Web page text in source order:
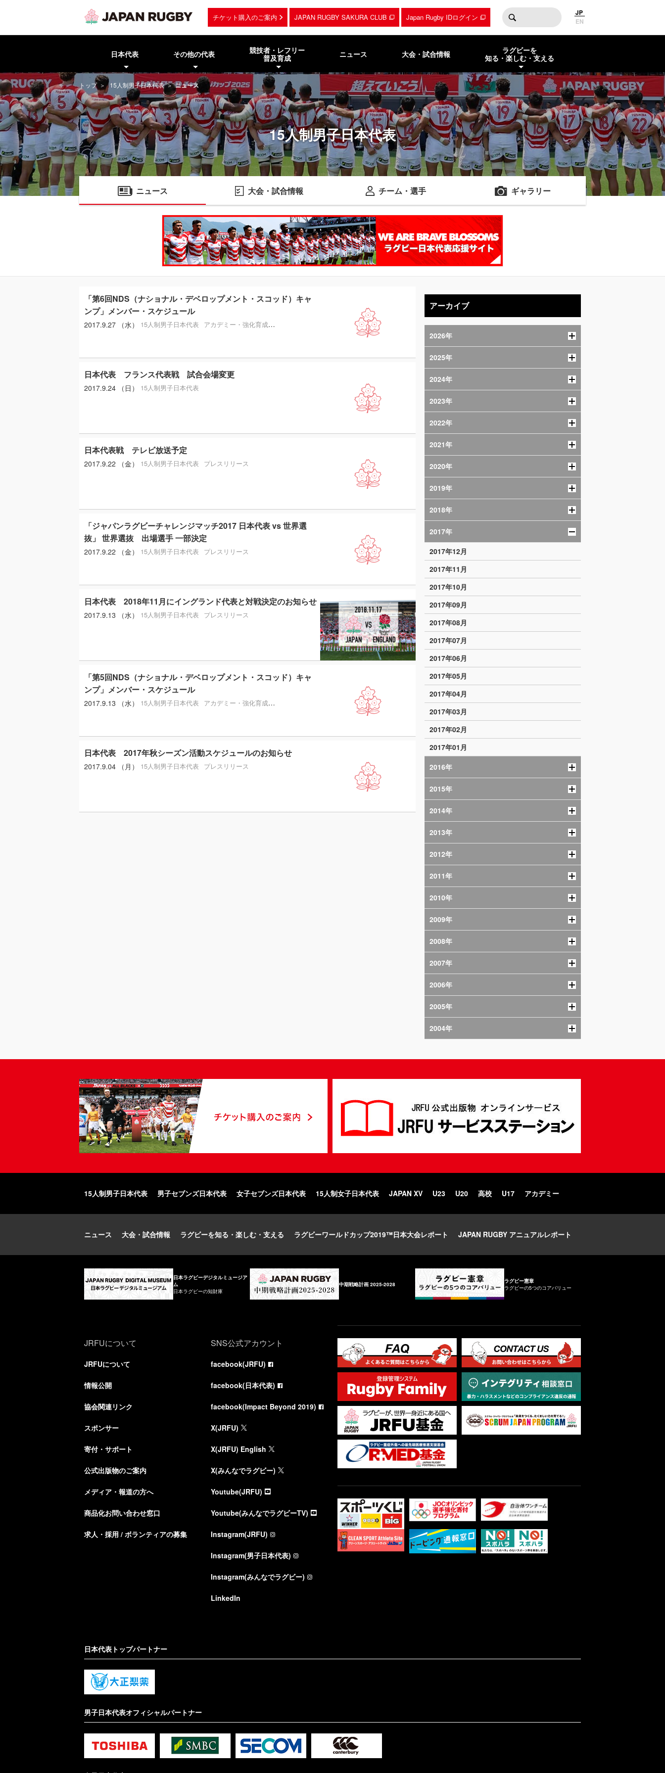
チケット購入のご案内 JAPAN RUGBY SAKURA CLUB Japan Rugby IDログイン
JP
EN
日本代表 その他の代表
競技者・レフリー
普及育成
ニュース 大会・試合情報
ラグビーを
知る・楽しむ・支える
トップ 15人制男子日本代表 ニュース
15人制男子日本代表
ニュース 大会・試合情報 チーム・選手 ギャラリー
「第6回NDS（ナショナル・デベロップメント・スコッド）キャ
ンプ」メンバー・スケジュール
2017.9.27 （水） 15人制男子日本代表 アカデミー・強化育成 プレスリリース
日本代表 フランス代表戦 試合会場変更
2017.9.24 （日） 15人制男子日本代表
日本代表戦 テレビ放送予定
2017.9.22 （金） 15人制男子日本代表 プレスリリース
「ジャパンラグビーチャレンジマッチ2017 日本代表 vs 世界選
抜」 世界選抜 出場選手 一部決定
2017.9.22 （金） 15人制男子日本代表 プレスリリース
日本代表 2018年11月にイングランド代表と対戦決定のお知らせ
2017.9.13 （水） 15人制男子日本代表 プレスリリース
「第5回NDS（ナショナル・デベロップメント・スコッド）キャ
ンプ」メンバー・スケジュール
2017.9.13 （水） 15人制男子日本代表 アカデミー・強化育成 プレスリリース
日本代表 2017年秋シーズン活動スケジュールのお知らせ
2017.9.04 （月） 15人制男子日本代表 プレスリリース
アーカイブ
2026年
2025年
2024年
2023年
2022年
2021年
2020年
2019年
2018年
2017年
2017年12月
2017年11月
2017年10月
2017年09月
2017年08月
2017年07月
2017年06月
2017年05月
2017年04月
2017年03月
2017年02月
2017年01月
2016年
2015年
2014年
2013年
2012年
2011年
2010年
2009年
2008年
2007年
2006年
2005年
2004年
15人制男子日本代表 男子セブンズ日本代表 女子セブンズ日本代表 15人制女子日本代表 JAPAN XV U23 U20 高校 U17 アカデミー
ニュース 大会・試合情報 ラグビーを知る・楽しむ・支える ラグビーワールドカップ2019™日本大会レポート JAPAN RUGBY アニュアルレポート
日本ラグビーデジタルミュージア
ム
日本ラグビーの知財庫
中期戦略計画 2025-2028
ラグビー憲章
ラグビーの5つのコアバリュー
JRFUについて
JRFUについて
情報公開
協会関連リンク
スポンサー
寄付・サポート
公式出版物のご案内
メディア・報道の方へ
商品化お問い合わせ窓口
求人・採用 / ボランティアの募集
SNS公式アカウント
facebook(JRFU)
facebook(日本代表)
facebook(Impact Beyond 2019)
X(JRFU)
X(JRFU) English
X(みんなでラグビー)
Youtube(JRFU)
Youtube(みんなでラグビーTV)
Instagram(JRFU)
Instagram(男子日本代表)
Instagram(みんなでラグビー)
LinkedIn
日本代表トップパートナー
男子日本代表オフィシャルパートナー